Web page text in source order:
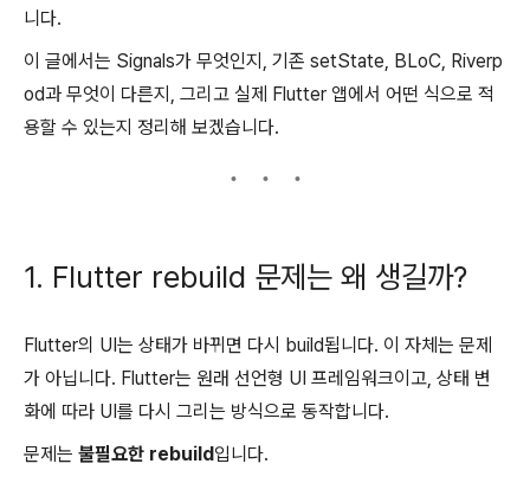
니다.
이 글에서는 Signals가 무엇인지, 기존 setState, BLoC, Riverp
od과 무엇이 다른지, 그리고 실제 Flutter 앱에서 어떤 식으로 적
용할 수 있는지 정리해 보겠습니다.
1. Flutter rebuild 문제는 왜 생길까?
Flutter의 UI는 상태가 바뀌면 다시 build됩니다. 이 자체는 문제
가 아닙니다. Flutter는 원래 선언형 UI 프레임워크이고, 상태 변
화에 따라 UI를 다시 그리는 방식으로 동작합니다.
문제는 불필요한 rebuild입니다.